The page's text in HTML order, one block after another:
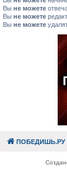
Вы не можете
Вы не можете
Вы не можете
ПОБЕДИШЬ.РУ